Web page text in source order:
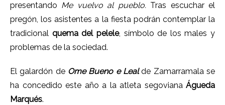
presentando Me vuelvo al pueblo. Tras escuchar el
pregón, los asistentes a la fiesta podrán contemplar la
tradicional quema del pelele, símbolo de los males y
problemas de la sociedad.
El galardón de Ome Bueno e Lealde Zamarramala se
ha concedido este año a la atleta segoviana Águeda
Marqués.